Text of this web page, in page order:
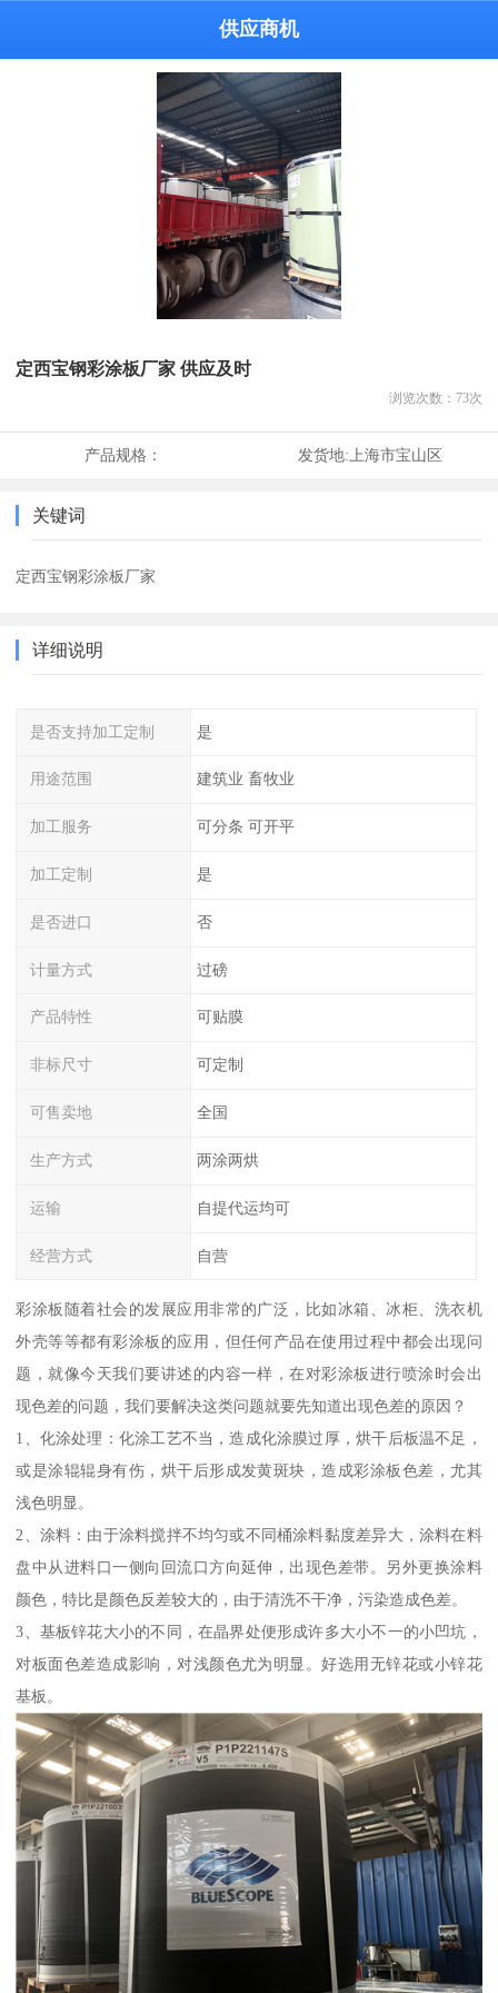
供应商机
定西宝钢彩涂板厂家 供应及时
浏览次数： 73次
产品规格： 发货地:上海市宝山区
关键词
定西宝钢彩涂板厂家
详细说明
是否支持加工定制 是
用途范围 建筑业 畜牧业
加工服务 可分条 可开平
加工定制 是
是否进口 否
计量方式 过磅
产品特性 可贴膜
非标尺寸 可定制
可售卖地 全国
生产方式 两涂两烘
运输 自提代运均可
经营方式 自营
彩涂板随着社会的发展应用非常的广泛，比如冰箱、冰柜、洗衣机
外壳等等都有彩涂板的应用，但任何产品在使用过程中都会出现问
题，就像今天我们要讲述的内容一样，在对彩涂板进行喷涂时会出
现色差的问题，我们要解决这类问题就要先知道出现色差的原因？
1、化涂处理：化涂工艺不当，造成化涂膜过厚，烘干后板温不足，
或是涂辊辊身有伤，烘干后形成发黄斑块，造成彩涂板色差，尤其
浅色明显。
2、涂料：由于涂料搅拌不均匀或不同桶涂料黏度差异大，涂料在料
盘中从进料口一侧向回流口方向延伸，出现色差带。另外更换涂料
颜色，特比是颜色反差较大的，由于清洗不干净，污染造成色差。
3、基板锌花大小的不同，在晶界处便形成许多大小不一的小凹坑，
对板面色差造成影响，对浅颜色尤为明显。好选用无锌花或小锌花
基板。